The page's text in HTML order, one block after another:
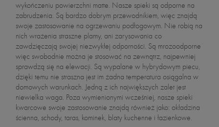
wykończeniu powierzchni matte. Nasze spieki są odporne na
zabrudzenia. Są bardzo dobrym przewodnikiem, więc znajdą
swoje zastosowanie na ogrzewaniu podłogowym. Nie robią na
nich wrażenia straszne plamy, ani zarysowania co
zawdzięczają swojej niezwykłej odporności. Są mrozoodporne
więc swobodnie można je stosować na zewnątrz, najpewniej
sprawdzą się na elewacji. Są wypalane w hybrydowym piecu,
dzięki temu nie straszna jest im żadna temperatura osiągalna w
domowych warunkach. Jedną z ich największych zalet jest
niewielka waga. Poza wymienionymi wcześniej, nasze spieki
kwarcowe swoje zastosowanie znajdą również jako: okładzina
ścienna, schody, taras, kominek, blaty kuchenne i łazienkowe.